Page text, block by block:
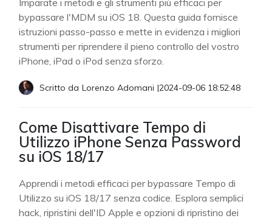
Imparate i metodi e gli strumenti più efficaci per
bypassare l'MDM su iOS 18. Questa guida fornisce
istruzioni passo-passo e mette in evidenza i migliori
strumenti per riprendere il pieno controllo del vostro
iPhone, iPad o iPod senza sforzo.
Scritto da Lorenzo Adomani |2024-09-06 18:52:48
Come Disattivare Tempo di
Utilizzo iPhone Senza Password
su iOS 18/17
Apprendi i metodi efficaci per bypassare Tempo di
Utilizzo su iOS 18/17 senza codice. Esplora semplici
hack, ripristini dell'ID Apple e opzioni di ripristino dei